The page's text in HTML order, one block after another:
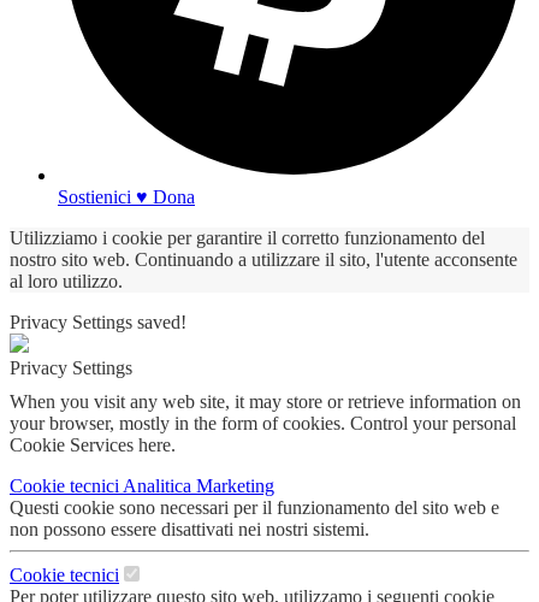
Sostienici ♥ Dona
Utilizziamo i cookie per garantire il corretto funzionamento del
nostro sito web. Continuando a utilizzare il sito, l'utente acconsente
al loro utilizzo.
Privacy Settings saved!
Privacy Settings
When you visit any web site, it may store or retrieve information on
your browser, mostly in the form of cookies. Control your personal
Cookie Services here.
Cookie tecnici Analitica Marketing
Questi cookie sono necessari per il funzionamento del sito web e
non possono essere disattivati nei nostri sistemi.
Cookie tecnici
Per poter utilizzare questo sito web, utilizzamo i seguenti cookie